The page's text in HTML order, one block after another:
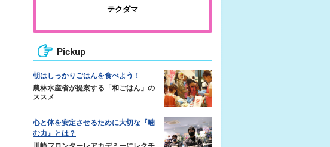
テクダマ
Pickup
朝はしっかりごはんを食べよう！
農林水産省が提案する「和ごはん」の
ススメ
心と体を安定させるために大切な『噛
む力』とは？